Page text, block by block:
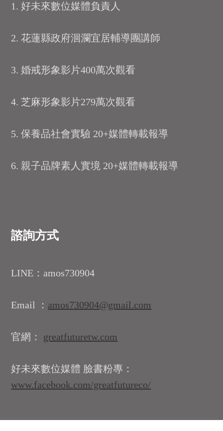
1. 好未來數位媒體負責人
2. 花蓮縣政府洄瀾宜居輔導團講師
3. 婚戒形象影片400萬次觀看
4. 芝麻形象影片279萬次觀看
5. 保養品社會實驗 20+媒體轉載報導
6. 親子品牌素人實境 20+媒體轉載報導
諮詢方式
LINE：amos730904
Email ： amos730904@gmail.com
官網： greatfuturetw.com
好未來數位媒體 臉書粉專：
www.facebook.com/greatfutureco/